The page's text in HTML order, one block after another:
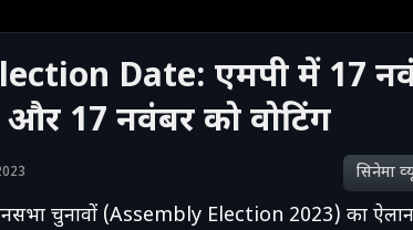
Date: एमपी में 17
17 नवंबर को वोटिंग
सिनेमा
चुनावों (Assembly Election 2023) का